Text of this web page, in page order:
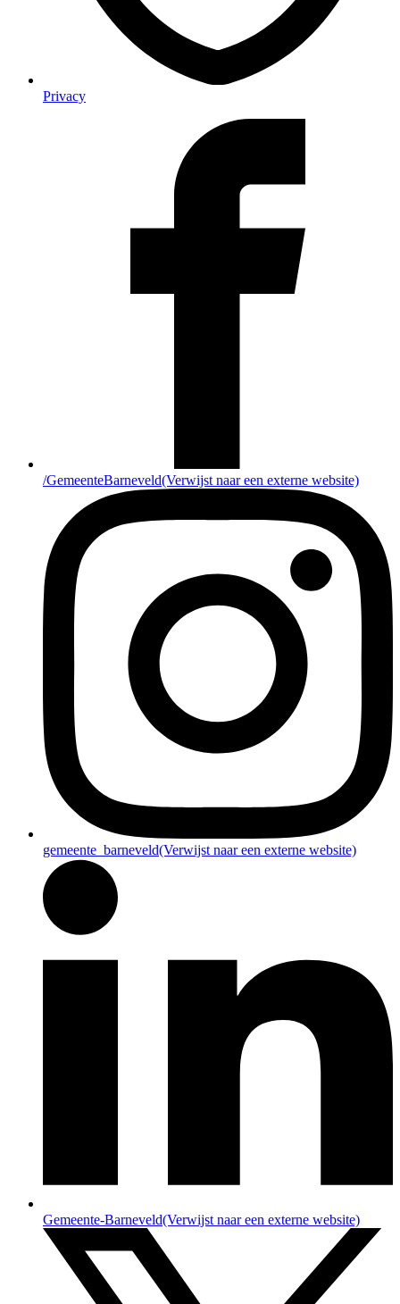
Privacy
/GemeenteBarneveld(Verwijst naar een externe website)
gemeente_barneveld(Verwijst naar een externe website)
Gemeente-Barneveld(Verwijst naar een externe website)